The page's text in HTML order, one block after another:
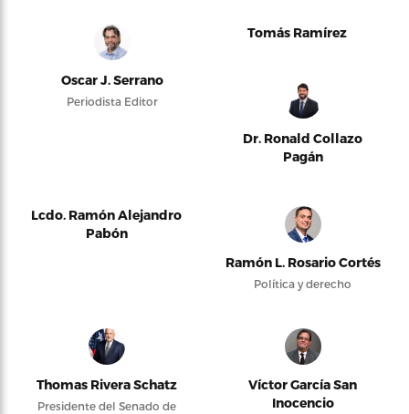
Oscar J. Serrano
Periodista Editor
Tomás Ramírez
Dr. Ronald Collazo
Pagán
Lcdo. Ramón Alejandro
Pabón
Ramón L. Rosario Cortés
Política y derecho
Thomas Rivera Schatz
Presidente del Senado de
Víctor García San
Inocencio